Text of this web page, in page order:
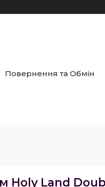
Повернення та Обмін
Holy Land